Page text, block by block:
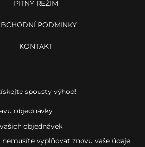
PITNÝ REŽIM
PODMÍNKY
KONTAKT
spousty výhod!
objednávky
objednávek
nemusíte vyplňovat znovu vaše údaje